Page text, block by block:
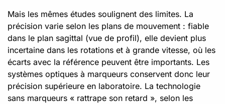
Mais les mêmes études soulignent des limites. La
précision varie selon les plans de mouvement : fiable
dans le plan sagittal (vue de profil), elle devient plus
incertaine dans les rotations et à grande vitesse, où les
écarts avec la référence peuvent être importants. Les
systèmes optiques à marqueurs conservent donc leur
précision supérieure en laboratoire. La technologie
sans marqueurs « rattrape son retard », selon les